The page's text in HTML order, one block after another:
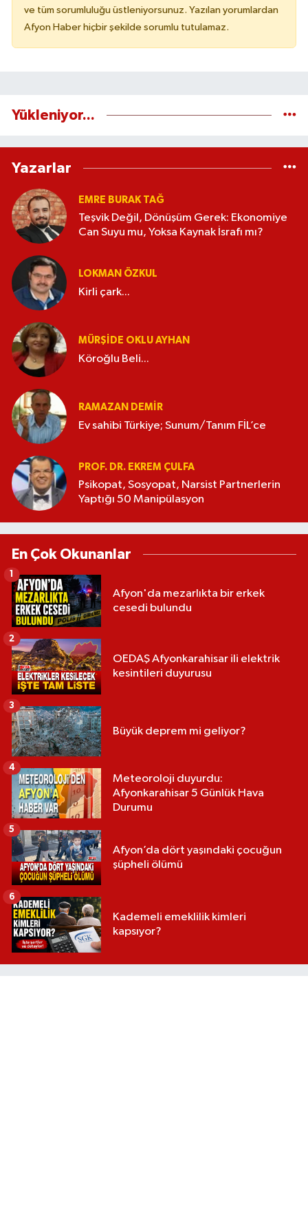
ve tüm sorumluluğu üstleniyorsunuz. Yazılan yorumlardan
Afyon Haber hiçbir şekilde sorumlu tutulamaz.
Yükleniyor...
Yazarlar
EMRE BURAK TAĞ
Teşvik Değil, Dönüşüm Gerek: Ekonomiye
Can Suyu mu, Yoksa Kaynak İsrafı mı?
LOKMAN ÖZKUL
Kirli çark...
MÜRŞIDE OKLU AYHAN
Köroğlu Beli...
RAMAZAN DEMİR
Ev sahibi Türkiye; Sunum/Tanım FİL’ce
PROF. DR. EKREM ÇULFA
Psikopat, Sosyopat, Narsist Partnerlerin
Yaptığı 50 Manipülasyon
En Çok Okunanlar
Afyon'da mezarlıkta bir erkek
cesedi bulundu
1
OEDAŞ Afyonkarahisar ili elektrik
kesintileri duyurusu
2
Büyük deprem mi geliyor?
3
Meteoroloji duyurdu:
Afyonkarahisar 5 Günlük Hava
Durumu
4
Afyon’da dört yaşındaki çocuğun
şüpheli ölümü
5
Kademeli emeklilik kimleri
kapsıyor?
6